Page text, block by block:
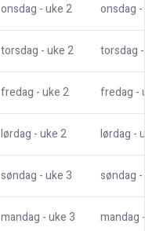
onsdag - uke2 onsdag
torsdag - uke2 torsdag
fredag - uke2 fredag -
lørdag - uke2 lørdag -
søndag - uke3 søndag
mandag - uke3 mandag